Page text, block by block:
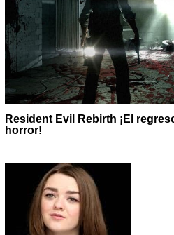
Resident Evil Rebirth ¡El
horror!